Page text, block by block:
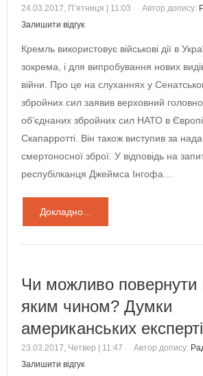
24.03.2017, П’ятниця | 11:03 Автор допису:
Залишити відгук
Кремль використовує військові дії в
зокрема, і для випробування нових
війни. Про це на слуханнях у
збройних сил заявив верховний
об’єднаних збройних сил НАТО в
Скапарротті. Він також виступив за
смертоносної зброї. У відповідь на
респубілканця Джеймса Інгофа…
Докладно...
Чи можливо повернути
яким чином? Думки
американських
23.03.2017, Четвер | 11:47 Автор допису:
Залишити відгук